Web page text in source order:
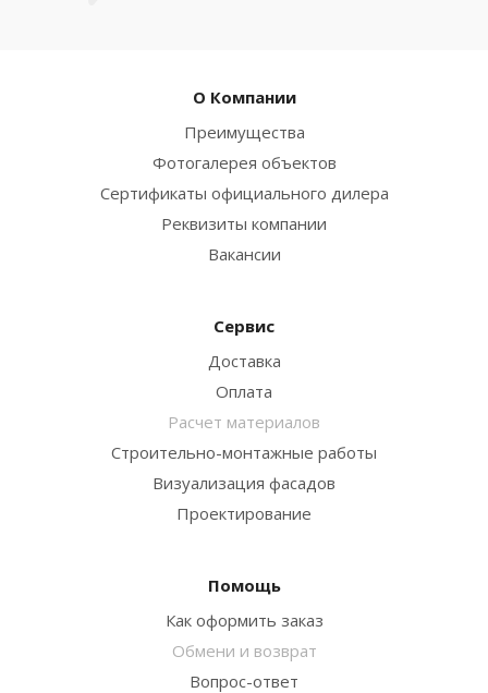
О Компании
Преимущества
Фотогалерея объектов
Сертификаты официального дилера
Реквизиты компании
Вакансии
Сервис
Доставка
Оплата
Расчет материалов
Строительно-монтажные работы
Визуализация фасадов
Проектирование
Помощь
Как оформить заказ
Обмени и возврат
Вопрос-ответ